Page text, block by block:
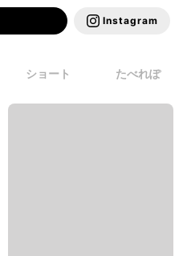
Instagram
ショート たべれぽ